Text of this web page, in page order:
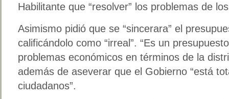
Habilitante que “resolver” los problemas de
Asimismo pidió que se “sincerara” el
calificándolo como “irreal”. “Es un
problemas económicos en términos de la
además de aseverar que el Gobierno “está
ciudadanos”.